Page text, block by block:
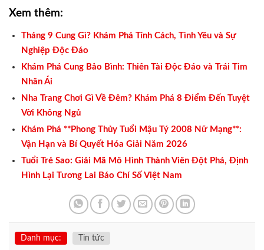
Xem thêm:
Tháng 9 Cung Gì? Khám Phá Tính Cách, Tình Yêu và Sự
Nghiệp Độc Đáo
Khám Phá Cung Bảo Bình: Thiên Tài Độc Đáo và Trái Tim
Nhân Ái
Nha Trang Chơi Gì Về Đêm? Khám Phá 8 Điểm Đến Tuyệt
Vời Không Ngủ
Khám Phá **Phong Thủy Tuổi Mậu Tý 2008 Nữ Mạng**:
Vận Hạn và Bí Quyết Hóa Giải Năm 2026
Tuổi Trẻ Sao: Giải Mã Mô Hình Thành Viên Đột Phá, Định
Hình Lại Tương Lai Báo Chí Số Việt Nam
Danh mục: Tin tức